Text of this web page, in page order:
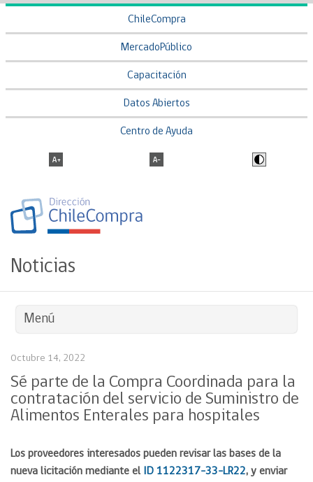
ChileCompra
MercadoPúblico
Capacitación
Datos Abiertos
Centro de Ayuda
Noticias
Menú
Octubre 14, 2022
Sé parte de la Compra Coordinada para la
contratación del servicio de Suministro de
Alimentos Enterales para hospitales
Los proveedores interesados pueden revisar las bases de la
nueva licitación mediante el ID 1122317-33-LR22, y enviar